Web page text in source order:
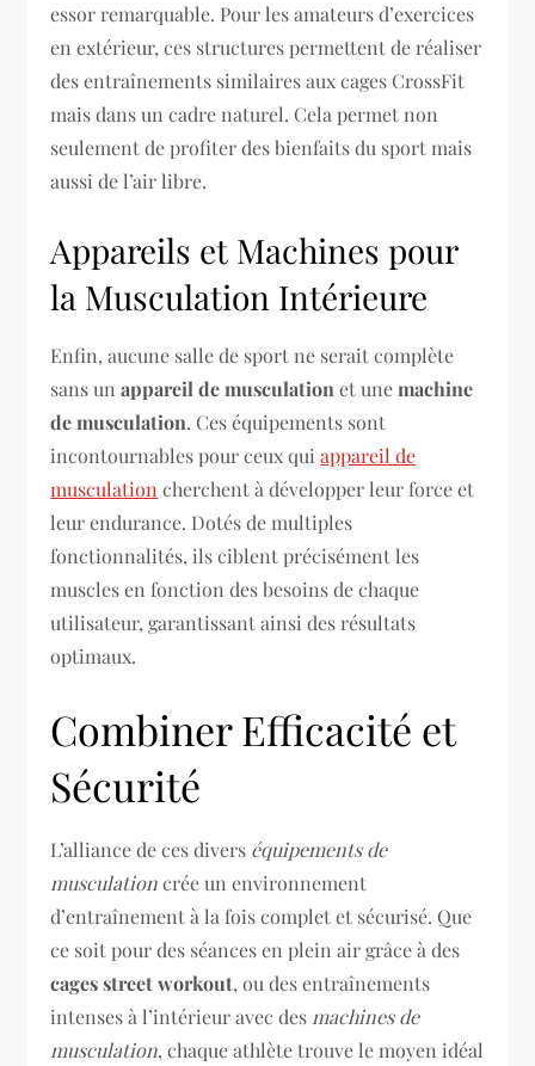
essor remarquable. Pour les amateurs d’exercices
en extérieur, ces structures permettent de réaliser
des entraînements similaires aux cages CrossFit
mais dans un cadre naturel. Cela permet non
seulement de profiter des bienfaits du sport mais
aussi de l’air libre.
Appareils et Machines pour
la Musculation Intérieure
Enfin, aucune salle de sport ne serait complète
sans unappareil de musculation et unemachine
de musculation. Ces équipements sont
incontournables pour ceux quiappareil de
musculation cherchent à développer leur force et
leur endurance. Dotés de multiples
fonctionnalités, ils ciblent précisément les
muscles en fonction des besoins de chaque
utilisateur, garantissant ainsi des résultats
optimaux.
Combiner Efficacité et
Sécurité
L’alliance de ces divers équipements de
musculationcrée un environnement
d’entraînement à la fois complet et sécurisé. Que
ce soit pour des séances en plein air grâce à des
cages street workout, ou des entraînements
intenses à l’intérieur avec des machines de
musculation, chaque athlète trouve le moyen idéal